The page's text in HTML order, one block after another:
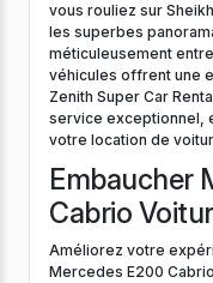
vous rouliez sur
les superbes
méticuleusement
véhicules offrent une
Zenith Super Car
service exceptionnel,
votre location de
Embaucher
Cabrio
Améliorez votre
Mercedes E200